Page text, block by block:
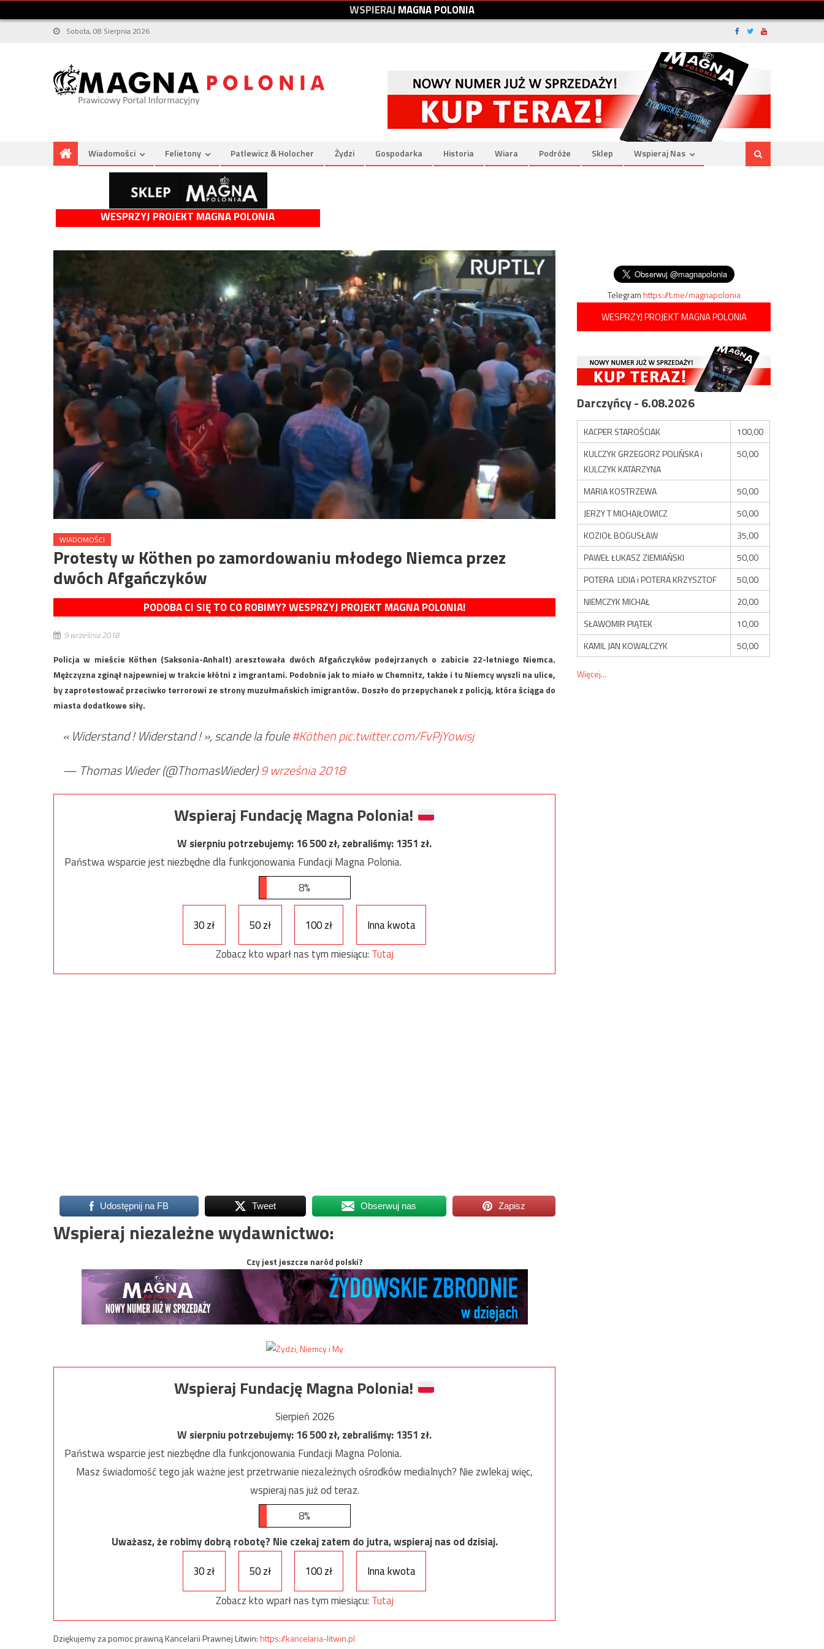
WSPIERAJMAGNAPOLONIA
Sobota, 08 Sierpnia 2026
Wiadomości Felietony Patlewicz & Holocher Żydzi Gospodarka Historia Wiara Podróże Sklep Wspieraj Nas
WESPRZYJ PROJEKT MAGNA POLONIA
WIADOMOŚCI
Protesty w Köthen po zamordowaniu młodego Niemca przez
dwóch Afgańczyków
PODOBA CI SIĘ TO CO ROBIMY? WESPRZYJ PROJEKT MAGNA POLONIA!
9 września 2018
Policja w mieście Köthen (Saksonia-Anhalt) aresztowała dwóch Afgańczyków podejrzanych o zabicie 22-letniego Niemca.
Mężczyzna zginął najpewniej w trakcie kłótni z imgrantami. Podobnie jak to miało w Chemnitz, także i tu Niemcy wyszli na ulice,
by zaprotestować przeciwko terrorowi ze strony muzułmańskich imigrantów. Doszło do przepychanek z policją, która ściąga do
miasta dodatkowe siły.
« Widerstand ! Widerstand ! », scande la foule#Köthenpic.twitter.com/FvPjYowisj
— Thomas Wieder (@ThomasWieder)9 września 2018
Wspieraj Fundację Magna Polonia!
W sierpniu potrzebujemy:16 500zł, zebraliśmy:1351 zł.
Państwa wsparcie jest niezbędne dla funkcjonowania Fundacji Magna Polonia.
8%
30 zł 50 zł 100 zł
Inna kwota
Zobacz kto wparł nas tym miesiącu: Tutaj
Udostępnij na FB Tweet Obserwuj nas Zapisz
Wspieraj niezależne wydawnictwo:
Czy jest jeszcze naród polski?
Wspieraj Fundację Magna Polonia!
Sierpień 2026
W sierpniu potrzebujemy:16 500zł, zebraliśmy:1351 zł.
Państwa wsparcie jest niezbędne dla funkcjonowania Fundacji Magna Polonia.
Masz świadomość tego jak ważne jest przetrwanie niezależnych ośrodków medialnych? Nie zwlekaj więc,
wspieraj nas już od teraz.
8%
Uważasz, że robimy dobrą robotę? Nie czekaj zatem do jutra, wspieraj nas od dzisiaj.
30 zł
50 zł 100 zł
Inna kwota
Zobacz kto wparł nas tym miesiącu: Tutaj
Dziękujemy za pomoc prawną Kancelarii Prawnej Litwin:https://kancelaria-litwin.pl
Telegramhttps://t.me/magnapolonia
WESPRZYJ PROJEKT MAGNA POLONIA
Darczyńcy - 6.08.2026
KACPER STAROŚCIAK
100,00
KULCZYK GRZEGORZ POLIŃSKA i
KULCZYK KATARZYNA
50,00
MARIA KOSTRZEWA
50,00
JERZY T MICHAJŁOWICZ
50,00
KOZIOŁ BOGUSŁAW
35,00
PAWEŁ ŁUKASZ ZIEMIAŃSKI
50,00
POTERA LIDIA i POTERA KRZYSZTOF
50,00
NIEMCZYK MICHAŁ
20,00
SŁAWOMIR PIĄTEK
10,00
KAMIL JAN KOWALCZYK
50,00
Więcej...